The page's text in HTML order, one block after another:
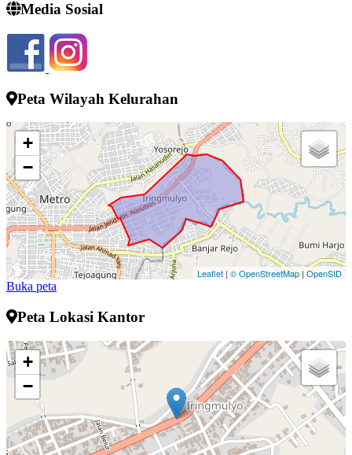
Media Sosial
Peta Wilayah Kelurahan
+
−
Leaflet | © OpenStreetMap|OpenSID
Buka peta
Peta Lokasi Kantor
+
−